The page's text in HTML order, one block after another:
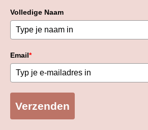
Volledige Naam
Email*
Verzenden